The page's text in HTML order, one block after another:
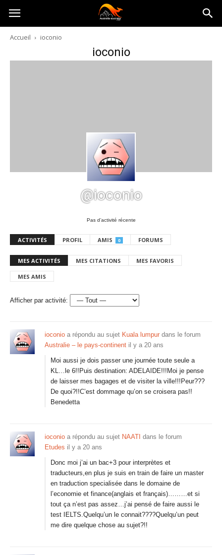
Australia-
australie.com
Accueil ioconio
ioconio
@ioconio
Pas d’activité récente
ACTIVITÉS PROFIL AMIS 0 FORUMS
MES ACTIVITÉS MES CITATIONS MES FAVORIS
MES AMIS
Afficher par activité:
ioconio a répondu au sujet Kuala lumpur dans le forum
Australie – le pays-continent il y a 20 ans
Moi aussi je dois passer une journée toute seule a
KL…le 6!!Puis destination: ADELAIDE!!!Moi je pense
de laisser mes bagages et de visiter la ville!!!Peur???
De quoi?!!C’est dommage qu’on se croisera pas!!
Benedetta
ioconio a répondu au sujet NAATI dans le forum
Etudes il y a 20 ans
Donc moi j’ai un bac+3 pour interprètes et
traducteurs,en plus je suis en train de faire un master
en traduction specialisée dans le domaine de
l’economie et finance(anglais et français)………et si
tout ça n’est pas assez…j’ai pensé de faire aussi le
test IELTS.Quelqu’un le connait????Quelqu’un peut
me dire quelque chose au sujet?!!